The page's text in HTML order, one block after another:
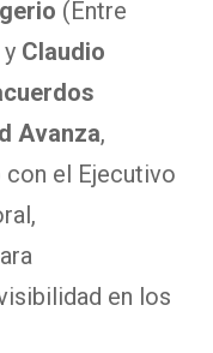
(Entre
Claudio
Avanza,
con el Ejecutivo
en los